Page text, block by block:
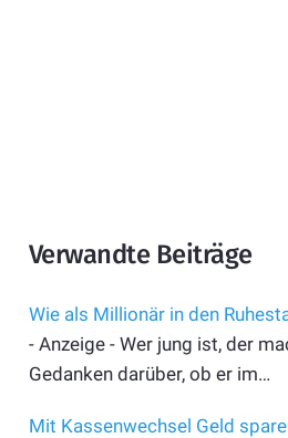
Verwandte Beiträge
Wie als Millionär in den
- Anzeige - Wer jung ist, der
Gedanken darüber, ob er im…
Mit Kassenwechsel Geld